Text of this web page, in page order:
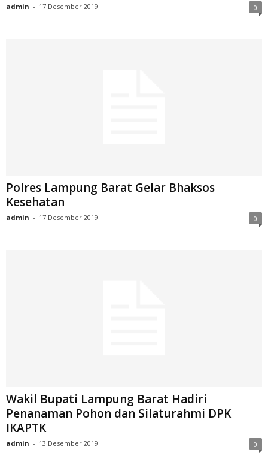
admin - 17 Desember 2019 0
Polres Lampung Barat Gelar Bhaksos
Kesehatan
admin - 17 Desember 2019 0
Wakil Bupati Lampung Barat Hadiri
Penanaman Pohon dan Silaturahmi DPK
IKAPTK
admin - 13 Desember 2019 0